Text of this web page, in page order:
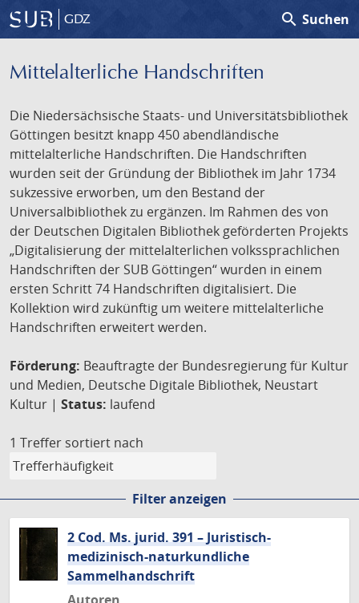
GDZ search Suchen
Mittelalterliche Handschriften
Die Niedersächsische Staats- und Universitätsbibliothek
Göttingen besitzt knapp 450 abendländische
mittelalterliche Handschriften. Die Handschriften
wurden seit der Gründung der Bibliothek im Jahr 1734
sukzessive erworben, um den Bestand der
Universalbibliothek zu ergänzen. Im Rahmen des von
der Deutschen Digitalen Bibliothek geförderten Projekts
„Digitalisierung der mittelalterlichen volkssprachlichen
Handschriften der SUB Göttingen“ wurden in einem
ersten Schritt 74 Handschriften digitalisiert. Die
Kollektion wird zukünftig um weitere mittelalterliche
Handschriften erweitert werden.
Förderung: Beauftragte der Bundesregierung für Kultur
und Medien, Deutsche Digitale Bibliothek, Neustart
Kultur | Status: laufend
1 Treffer sortiert nach
Filter anzeigen
2 Cod. Ms. jurid. 391 – Juristisch-
medizinisch-naturkundliche
Sammelhandschrift